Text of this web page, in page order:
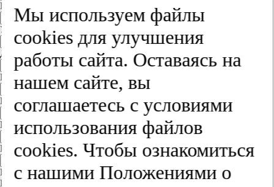
Край
Улица
Дом
Квартира
Название юридического лица
ИНН
КПП
Пароль
Пароль
Мы используем файлы
cооkies для улучшения
работы сайта. Оставаясь на
нашем сайте, вы
соглашаетесь с условиями
использования файлов
cооkies. Чтобы ознакомиться
с нашими Положениями о